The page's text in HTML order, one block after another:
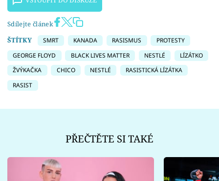
Sdílejte článek
ŠTÍTKY
SMRT KANADA RASISMUS
PROTESTY
GEORGE FLOYD
BLACK LIVES MATTER NESTLÉ
LÍZÁTKO
ŽVÝKAČKA
CHICO NESTLÉ
RASISTICKÁ LÍZÁTKA
RASIST
PŘEČTĚTE SI TAKÉ